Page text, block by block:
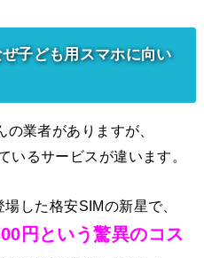
子ども用スマホに向い
業者がありますが、
いるサービスが違います。
した格安SIMの新星で、
円という驚異のコス